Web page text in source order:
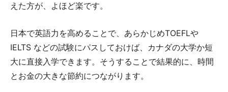
えた方が、よほど楽です。
日本で英語力を高めることで、あらかじめTOEFLや
IELTS などの試験にパスしておけば、カナダの大学か短
大に直接入学できます。そうすることで結果的に、時間
とお金の大きな節約につながります。